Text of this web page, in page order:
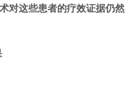
对这些患者的疗效证据仍然